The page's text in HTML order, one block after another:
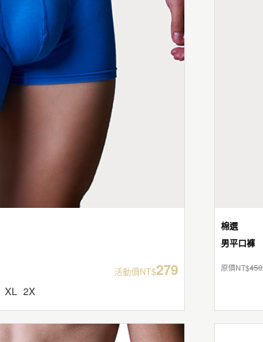
活動價NT$279
XL 2X
棉選
男平口褲
原價NT$450